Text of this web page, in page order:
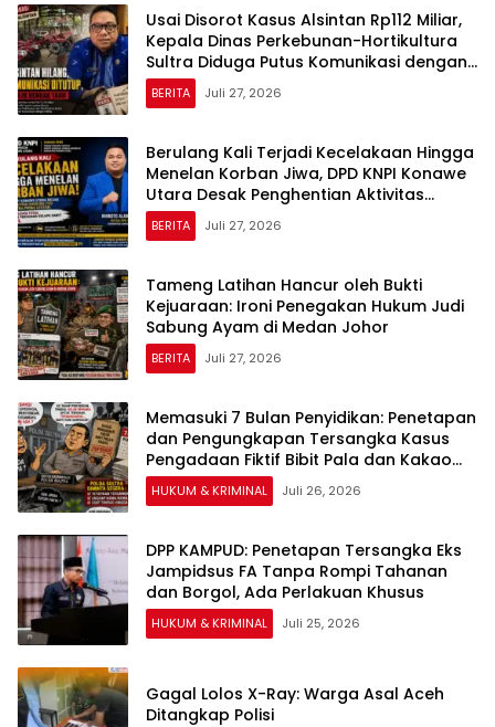
Usai Disorot Kasus Alsintan Rp112 Miliar,
Kepala Dinas Perkebunan-Hortikultura
Sultra Diduga Putus Komunikasi dengan
Media
BERITA Juli 27, 2026
Berulang Kali Terjadi Kecelakaan Hingga
Menelan Korban Jiwa, DPD KNPI Konawe
Utara Desak Penghentian Aktivitas
Hauling dan Evaluasi Total Perizinan PT
Sultra Prima Lestari
BERITA Juli 27, 2026
Tameng Latihan Hancur oleh Bukti
Kejuaraan: Ironi Penegakan Hukum Judi
Sabung Ayam di Medan Johor
BERITA Juli 27, 2026
Memasuki 7 Bulan Penyidikan: Penetapan
dan Pengungkapan Tersangka Kasus
Pengadaan Fiktif Bibit Pala dan Kakao
Rp26 Miliar Dipertanyakan
HUKUM & KRIMINAL Juli 26, 2026
DPP KAMPUD: Penetapan Tersangka Eks
Jampidsus FA Tanpa Rompi Tahanan
dan Borgol, Ada Perlakuan Khusus
HUKUM & KRIMINAL Juli 25, 2026
Gagal Lolos X-Ray: Warga Asal Aceh
Ditangkap Polisi